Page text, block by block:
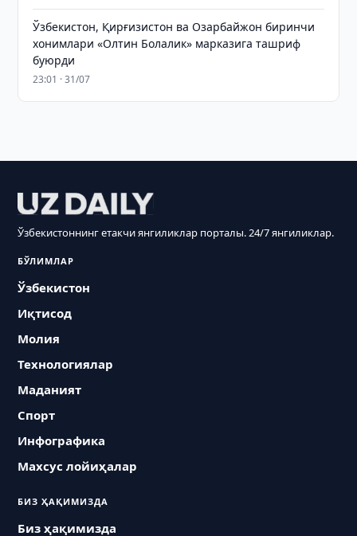
Ўзбекистон, Қирғизистон ва Озарбайжон биринчи
хонимлари «Олтин Болалик» марказига ташриф
буюрди
23:01 · 31/07
Ўзбекистоннинг етакчи янгиликлар порталы. 24/7 янгиликлар.
БЎЛИМЛАР
Ўзбекистон
Иқтисод
Молия
Технологиялар
Маданият
Спорт
Инфографика
Махсус лойиҳалар
БИЗ ҲАҚИМИЗДА
Биз ҳақимизда